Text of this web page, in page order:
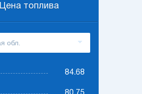
Цена топлива
84.68